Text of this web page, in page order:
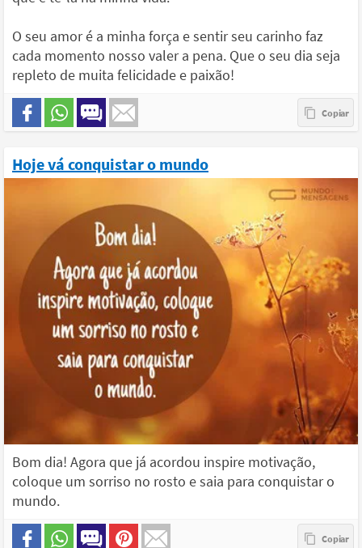
O seu amor é a minha força e sentir seu carinho faz
cada momento nosso valer a pena. Que o seu dia seja
repleto de muita felicidade e paixão!
Hoje vá conquistar o mundo
Bom dia! Agora que já acordou inspire motivação,
coloque um sorriso no rosto e saia para conquistar o
mundo.